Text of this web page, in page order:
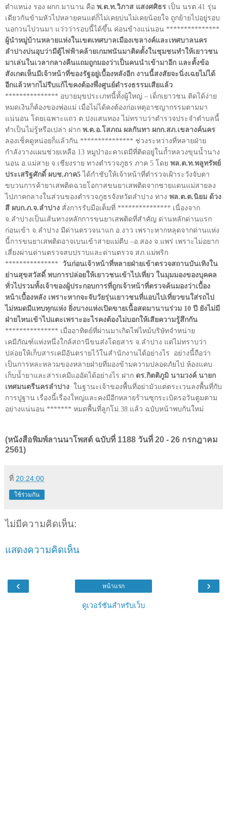
ตำแหน่ง รอง ผกก.มานาน คือ พ.ต.ท.วิภาส แสงศศิธร เป็น นรต.41 รุ่น
เดียวกันข้ามหัวไปหลายคนแต่ก็ไม่เคยบ่นไม่เคยน้อยใจ ถูกย้ายไปอยู่รอบ
นอกวนไปวนมา แว่วว่ารอบนี้ได้ขึ้น ค่อนข้างแน่นอน ***************
ผู้นำหมู่บ้านหลายแห่งในเขตเทศบาลเมืองเขลางค์และเทศบาลนคร
ลำปางบ่นอุบว่ามีตู้ไฟฟ้าคล้ายเกมพนันมาติดตั้งในชุมชนทำให้เยาวชน
มาเล่นในเวลากลางคืนแถมถูกมองว่าเป็นคนนำเข้ามาอีก และตั้งข้อ
สังเกตเห็นมีเจ้าหน้าที่ของรัฐอยู่เบื้องหลังอีก งานนี้สงสัยจะนิ่งเฉยไม่ได้
อีกแล้วหากไม่รีบแก้ไขคงต้องพึ่งศูนย์ดำรงธรรมเสียแล้ว
*************** อบายมุขประเภทนี้ทั้งผู้ใหญ่ – เด็กเยาวชน ติดได้ง่าย
หมดเงินก็ต้องของพ่อแม่ เมื่อไม่ได้คงต้องก่อเหตุอาชญากรรมตามมา
แน่นอน โดยเฉพาะแถว ต.ปงแสนทอง ไม่ทราบว่าตำรวจประจำตำบลนี้
ทำเป็นไม่รู้หรือเปล่า ฝาก พ.ต.อ.โสภณ ผลกันทา ผกก.สภ.เขลางค์นคร
ลองเช็คดูหน่อยก็แล้วกัน *************** ช่วงระหว่างที่หลายฝ่าย
กำลังวางแผนช่วยเหลือ 13 หมูป่าอะคาเดมีที่ติดอยู่ในถ้ำหลวงขุนน้ำนาง
นอน อ.แม่สาย จ.เชียงราย ทางตำรวจภูธร ภาค 5 โดย พล.ต.ท.พลูทรัพย์
ประเสริฐศักดิ์ ผบช.ภาค5 ได้กำชับให้เจ้าหน้าที่ตำรวจเฝ้าระวังจับตา
ขบวนการค้ายาเสพติดฉวยโอกาสขนยาเสพติดจากชายแดนแม่สายลง
ไปภาคกลางในส่วนของตำรวจภูธรจังหวัดลำปาง ทาง พล.ต.ต.นิยม ด้วง
สี ผบก.ภ.จ.ลำปาง สั่งการรับมือเต็มที่ *************** เนื่องจาก
จ.ลำปางเป็นเส้นทางหลักการขนยาเสพติดที่สำคัญ ด่านหลักด่านแรก
ก่อนเข้า จ.ลำปาง มีด่านตรวจนาแก อ.งาว เพราะหากหลุดจากด่านแห่ง
นี้การขนยาเสพติดอาจเบนเข้าสายแม่ตีบ –อ.สอง จ.แพร่ เพราะไม่อยาก
เสี่ยงผ่านด่านตรวจสบปราบและด่านตรวจ สภ.แม่พริก
*************** วันก่อนเจ้าหน้าที่หลายฝ่ายเข้าตรวจสถานบันเทิงใน
ย่านสุขสวัสดิ์ พบการปล่อยให้เยาวชนเข้าไปเที่ยว ในมุมมองของบุคคล
ทั่วไปรวมทั้งเจ้าของผู้ประกอบการที่ถูกเจ้าหน้าที่ตรวจค้นมองว่าเบื้อง
หน้าเบื้องหลัง เพราะหากจะจับวัยรุ่นเยาวชนที่แอบไปเที่ยวขนใส่รถไป
ไม่หมดมีแทบทุกแห่ง ยิ่งบางแห่งเปิดขายเนื้อสดมานานร่วม 10 ปี ยังไม่มี
ฝ่ายไหนเข้าไปแตะเพราะอะไรคงต้องไม่บอกให้เสียความรู้สึกกัน
*************** เมื่ออาทิตย์ที่ผ่านมาเกิดไฟไหม้บริษัทจำหน่าย
เคมีภัณฑ์แห่งหนึ่งใกล้สถานีขนส่งโดยสาร จ.ลำปาง แต่ไม่ทราบว่า
ปล่อยให้เก็บสารเคมีอันตรายไว้ในสำนักงานได้อย่างไร
อย่างนี้ถือว่า
เป็นการหละหลวมของหลายฝ่ายที่มองข้ามความปลอดภัยไป ห้องแคบ
เก็บน้ำยาและสารเคมีแออัดได้อย่างไร ฝาก ดร.กิตติภูมิ นามวงค์ นายก
เทศมนตรีนครลำปาง ในฐานะเจ้าของพื้นที่อย่ามัวแต่ตระเวนลงพื้นที่กับ
การปูฐาน เรื่องนี้เรื่องใหญ่และคงมีอีกหลายร้านซุกระเบิดรอวันตูมตาม
อย่างแน่นอน ******* หมดพื้นที่ลูกโม่.38 แล้ว ฉบับหน้าพบกันใหม่
(หนังสือพิมพ์ลานนาโพสต์ ฉบับที่ 1188 วันที่ 20 - 26 กรกฎาคม
2561)
ที่ 20:24:00
ใช้ร่วมกัน
ไม่มีความคิดเห็น:
แสดงความคิดเห็น
‹ ›
หน้าแรก
ดูเวอร์ชันสำหรับเว็บ